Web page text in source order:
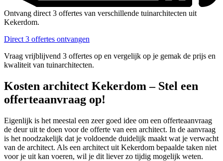
Ontvang direct 3 offertes van verschillende tuinarchitecten uit
Kekerdom.
Direct 3 offertes ontvangen
Vraag vrijblijvend 3 offertes op en vergelijk op je gemak de prijs en
kwaliteit van tuinarchitecten.
Kosten architect Kekerdom – Stel een
offerteaanvraag op!
Eigenlijk is het meestal een zeer goed idee om een offerteaanvraag
de deur uit te doen voor de offerte van een architect. In de aanvraag
is het noodzakelijk dat je voldoende duidelijk maakt wat je verwacht
van de architect. Als een architect uit Kekerdom bepaalde taken niet
voor je uit kan voeren, wil je dit liever zo tijdig mogelijk weten.